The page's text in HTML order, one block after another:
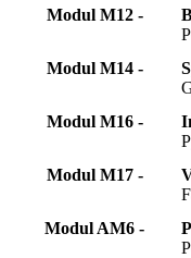
Modul M12 -
Modul M14 -
Modul M16 -
Modul M17 -
Modul AM6 -